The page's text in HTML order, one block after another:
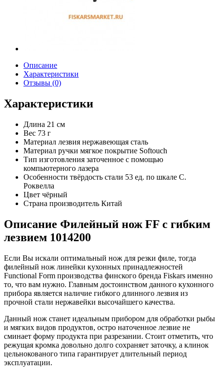
Описание
Характеристики
Отзывы (0)
Характеристики
Длина 21 см
Вес 73 г
Материал лезвия нержавеющая сталь
Материал ручки мягкое покрытие Softouch
Тип изготовления заточенное с помощью
компьютерного лазера
Особенности твёрдость стали 53 ед. по шкале С.
Роквелла
Цвет чёрный
Страна производитель Китай
Описание Филейный нож FF с гибким
лезвием 1014200
Если Вы искали оптимальный нож для резки филе, тогда
филейный нож линейки кухонных принадлежностей
Functional Form производства финского бренда Fiskars именно
то, что вам нужно. Главным достоинством данного кухонного
прибора является наличие гибкого длинного лезвия из
прочной стали нержавейки высочайшего качества.
Данный нож станет идеальным прибором для обработки рыбы
и мягких видов продуктов, остро наточенное лезвие не
сминает форму продукта при разрезании. Стоит отметить, что
режущая кромка довольно долго сохраняет заточку, а клинок
цельнокованого типа гарантирует длительный период
эксплуатации.